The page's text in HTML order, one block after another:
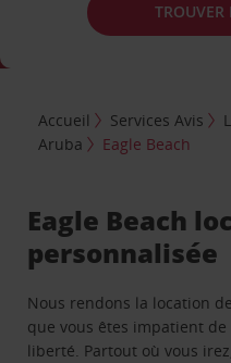
TROUVER
Accueil Services Avis
Aruba
Eagle Beach
Eagle Beach
personnalisée
Nous rendons la location
que vous êtes impatient
liberté. Partout où vous